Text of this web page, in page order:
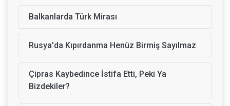
Balkanlarda Türk Mirası
Rusya'da Kıpırdanma Henüz Birmiş Sayılmaz
Çipras Kaybedince İstifa Etti, Peki Ya
Bizdekiler?